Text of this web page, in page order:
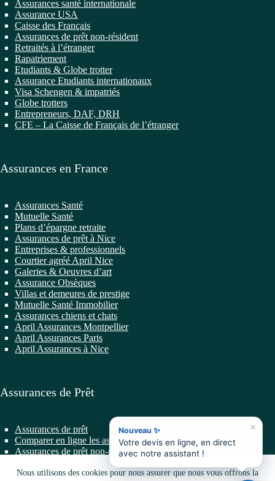
Nous utilisons des cookies pour nous assurer que nous vous offrons la
Assurances santé internationale
Assurance USA
Caisse des Français
Assurances de prêt non-résident
Retraités à l’étranger
Rapatriement
Etudiants & Globe trotter
Assurance Etudiants internationaux
Visa Schengen & impatriés
Globe trotters
Entrepreneurs, DAF, DRH
CFE – La Caisse de Français de l’étranger
Assurances en France
Assurances Santé
Mutuelle Santé
Plans d’épargne retraite
Assurances de prêt à Nice
Entreprises & professionnels
Courtier agréé April Nice
Galeries & Oeuvres d’art
Assurance Obsèques
Villas et demeures de prestige
Mutuelle Santé Immobilier
Assurances chiens et chats
April Assurances Montpellier
April Assurances Paris
April Assurances à Nice
Assurances de Prêt
Assurances de prêt
Comparer en ligne les assurances de prêt
Assurances de prêt non-résidents
Changer d’Assurance de Prêt
Prêts professionnels
×
Nouveau ✨
Votre devis en ligne, en direct
avec notre assistant !